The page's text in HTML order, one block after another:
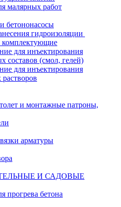
малярных работ
бетононасосы
гидроизоляции
комплектующие
для инъектирования
составов (смол, гелей)
для инъектирования
и монтажные патроны,
арматуры
И САДОВЫЕ
прогрева бетона